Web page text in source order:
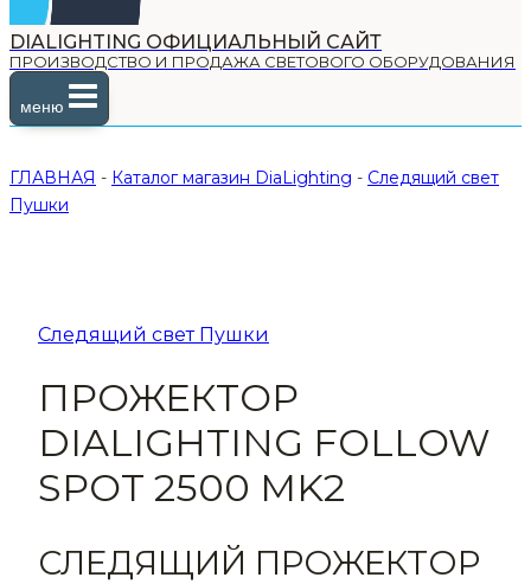
DIALIGHTING ОФИЦИАЛЬНЫЙ САЙТ
ПРОИЗВОДСТВО И ПРОДАЖА СВЕТОВОГО ОБОРУДОВАНИЯ
меню
ГЛАВНАЯ - Каталог магазин DiaLighting - Следящий свет
Пушки
Следящий свет Пушки
ПРОЖЕКТОР
DIALIGHTING FOLLOW
SPOT 2500 MK2
СЛЕДЯЩИЙ ПРОЖЕКТОР